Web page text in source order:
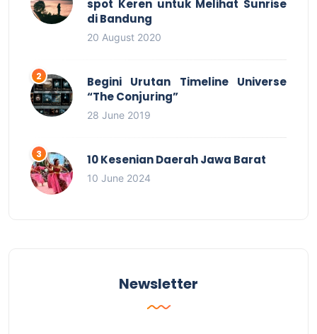
spot Keren untuk Melihat Sunrise
di Bandung
20 August 2020
Begini Urutan Timeline Universe
“The Conjuring”
28 June 2019
10 Kesenian Daerah Jawa Barat
10 June 2024
Newsletter